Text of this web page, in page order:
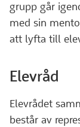
grupp går
med sin
att lyfta till
Elevråd
Elevrådet
består av